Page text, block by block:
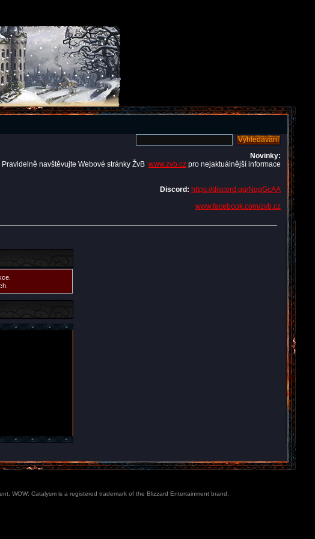
Novinky:
Pravidelně navštěvujte Webové stránky ŽvB www.zvb.cz pro nejaktuálnější informace
Discord: https://discord.gg/NqqGcAA
www.facebook.com/zvb.cz
WOW: Catalysm is a registered trademark of the Blizzard Entertainment brand.